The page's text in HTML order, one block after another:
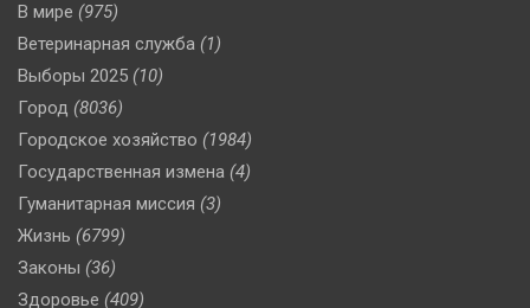
В мире (975)
Ветеринарная служба (1)
Выборы 2025 (10)
Город (8036)
Городское хозяйство (1984)
Государственная измена (4)
Гуманитарная миссия (3)
Жизнь (6799)
Законы (36)
Здоровье (409)